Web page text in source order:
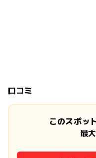
口コミ
このスポッ
最